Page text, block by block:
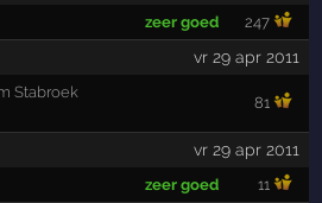
zeer goed 247
vr 29 apr 2011
Stabroek
81
vr 29 apr 2011
zeer goed 11